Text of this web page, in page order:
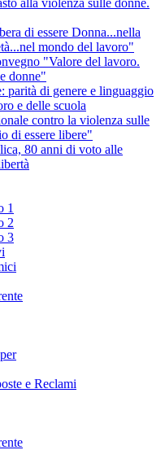
alla violenza sulle donne.
di essere Donna...nella
mondo del lavoro"
"Valore del lavoro.
donne"
parità di genere e linguaggio
e delle scuola
contro la violenza sulle
di essere libere"
80 anni di voto alle
1
2
3
e Reclami